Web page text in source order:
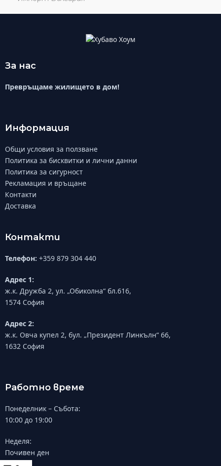
За нас
Превръщаме жилището в дом!
Информация
Общи условия за ползване
Политика за бисквитки и лични данни
Политика за сигурност
Рекламация и връщане
Контакти
Доставка
Контакти
Телефон: +359 879 304 440
Адрес 1:
ж.к. Дружба 2, ул. „Обиколна“ бл.616,
1574 София
Адрес 2:
ж.к. Овча купел 2, бул. „Президент Линкълн“ 66,
1632 София
Работно време
Понеделник – Събота:
10:00 до 19:00
Неделя:
Почивен ден